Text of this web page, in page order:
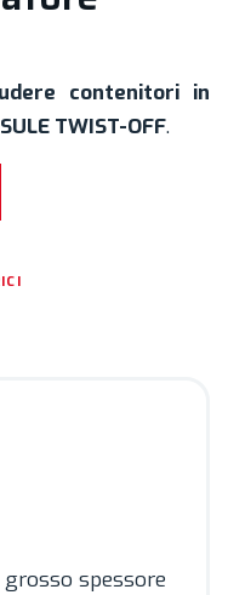
contenitori in
TWIST-OFF.
spessore